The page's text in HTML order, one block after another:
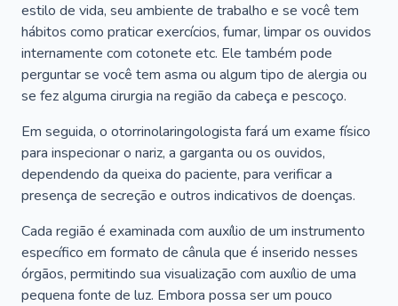
estilo de vida, seu ambiente de trabalho e se você tem
hábitos como praticar exercícios, fumar, limpar os ouvidos
internamente com cotonete etc. Ele também pode
perguntar se você tem asma ou algum tipo de alergia ou
se fez alguma cirurgia na região da cabeça e pescoço.
Em seguida, o otorrinolaringologista fará um exame físico
para inspecionar o nariz, a garganta ou os ouvidos,
dependendo da queixa do paciente, para verificar a
presença de secreção e outros indicativos de doenças.
Cada região é examinada com auxílio de um instrumento
específico em formato de cânula que é inserido nesses
órgãos, permitindo sua visualização com auxílio de uma
pequena fonte de luz. Embora possa ser um pouco